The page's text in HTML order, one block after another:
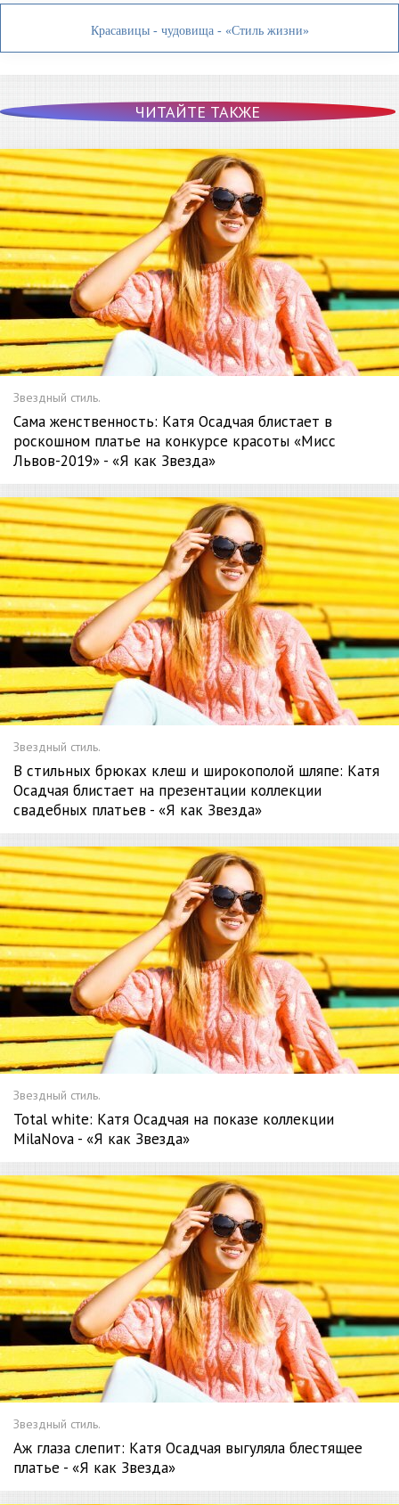
Красавицы - чудовища - «Стиль жизни»
ЧИТАЙТЕ ТАКЖЕ
Звездный стиль.
Сама женственность: Катя Осадчая блистает в
роскошном платье на конкурсе красоты «Мисс
Львов-2019» - «Я как Звезда»
Звездный стиль.
В стильных брюках клеш и широкополой шляпе: Катя
Осадчая блистает на презентации коллекции
свадебных платьев - «Я как Звезда»
Звездный стиль.
Total white: Катя Осадчая на показе коллекции
MilaNova - «Я как Звезда»
Звездный стиль.
Аж глаза слепит: Катя Осадчая выгуляла блестящее
платье - «Я как Звезда»